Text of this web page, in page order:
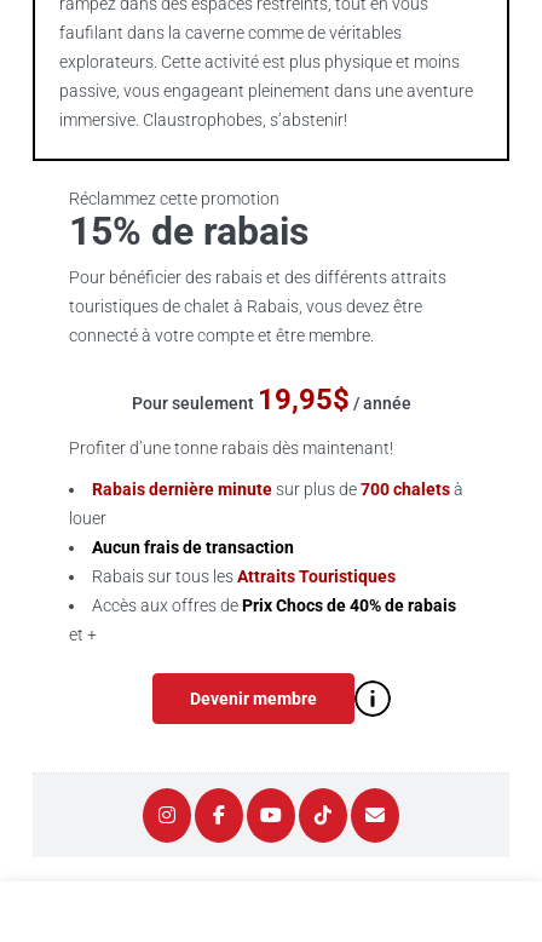
faufilant dans la caverne comme de véritables
explorateurs. Cette activité est plus physique et moins
passive, vous engageant pleinement dans une aventure
immersive. Claustrophobes, s’abstenir!
Réclammez cette promotion
15% de rabais
Pour bénéficier des rabais et des différents attraits
touristiques de chalet à Rabais, vous devez être
connecté à votre compte et être membre.
Pour seulement 19,95$ / année
Profiter d’une tonne rabais dès maintenant!
Rabais dernière minutesur plus de700 chaletsà
louer
Aucun frais de transaction
Rabais sur tous lesAttraits Touristiques
Accès aux offres dePrix Chocs de 40% de rabais
et +
Devenir membre